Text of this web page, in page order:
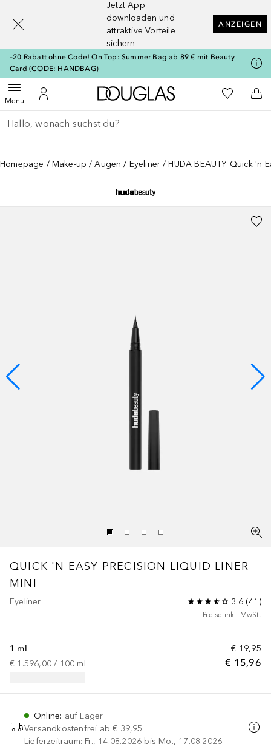
Jetzt App
downloaden und
attraktive Vorteile
sichern
ANZEIGEN
–20 Rabatt ohne Code! On Top: Summer Bag ab 89 € mit Beauty
Card (CODE: HANDBAG)
MenüMenü öffnenZu Meinem Kundenkonto
Zur Douglas Startseite
Zu Meiner
Gehe zurück
Suche ausführen
Homepage Make-up Augen Eyeliner HUDA BEAUTY Quick 'n
QUICK 'N EASY PRECISION LIQUID LINER
MINI
Eyeliner 3.6(41 )
Preise inkl. MwSt.
€ 19,95
€ 15,96
1 ml
€ 1.596,00 / 100 ml
Online: auf Lager
Versandkostenfrei ab € 39,95
Lieferzeitraum: Fr., 14.08.2026 bis Mo., 17.08.2026
[navigation.slideout.screenreader]